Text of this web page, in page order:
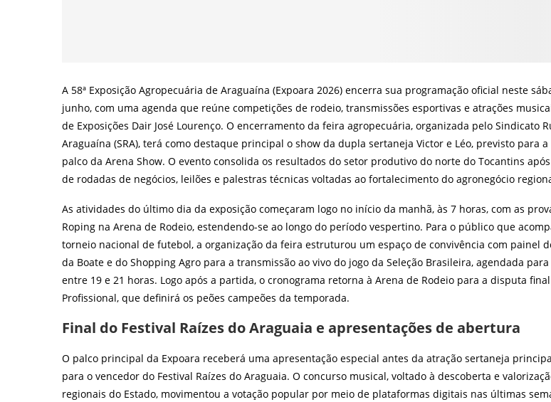
A 58ª Exposição Agropecuária de Araguaína (Expoara 2026) encerra sua programação oficial neste
junho, com uma agenda que reúne competições de rodeio, transmissões esportivas e atrações
de Exposições Dair José Lourenço. O encerramento da feira agropecuária, organizada pelo Sindicato
Araguaína (SRA), terá como destaque principal o show da dupla sertaneja Victor e Léo, previsto para
palco da Arena Show. O evento consolida os resultados do setor produtivo do norte do Tocantins
de rodadas de negócios, leilões e palestras técnicas voltadas ao fortalecimento do agronegócio
As atividades do último dia da exposição começaram logo no início da manhã, às 7 horas, com as
Roping na Arena de Rodeio, estendendo-se ao longo do período vespertino. Para o público que
torneio nacional de futebol, a organização da feira estruturou um espaço de convivência com painel
da Boate e do Shopping Agro para a transmissão ao vivo do jogo da Seleção Brasileira, agendada
entre 19 e 21 horas. Logo após a partida, o cronograma retorna à Arena de Rodeio para a disputa
Profissional, que definirá os peões campeões da temporada.
Final do Festival Raízes do Araguaia e apresentações de abertura
O palco principal da Expoara receberá uma apresentação especial antes da atração sertaneja
para o vencedor do Festival Raízes do Araguaia. O concurso musical, voltado à descoberta e
regionais do Estado, movimentou a votação popular por meio de plataformas digitais nas últimas